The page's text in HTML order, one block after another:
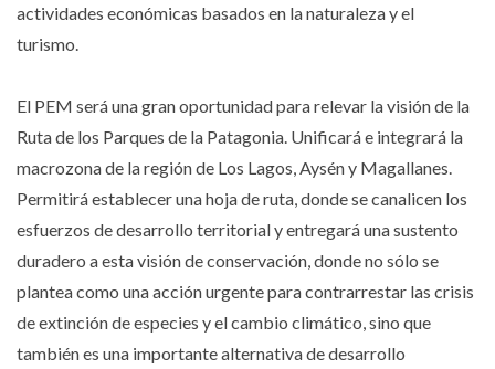
actividades económicas basados en la naturaleza y el
turismo.
El PEM será una gran oportunidad para relevar la visión de la
Ruta de los Parques de la Patagonia. Unificará e integrará la
macrozona de la región de Los Lagos, Aysén y Magallanes.
Permitirá establecer una hoja de ruta, donde se canalicen los
esfuerzos de desarrollo territorial y entregará una sustento
duradero a esta visión de conservación, donde no sólo se
plantea como una acción urgente para contrarrestar las crisis
de extinción de especies y el cambio climático, sino que
también es una importante alternativa de desarrollo